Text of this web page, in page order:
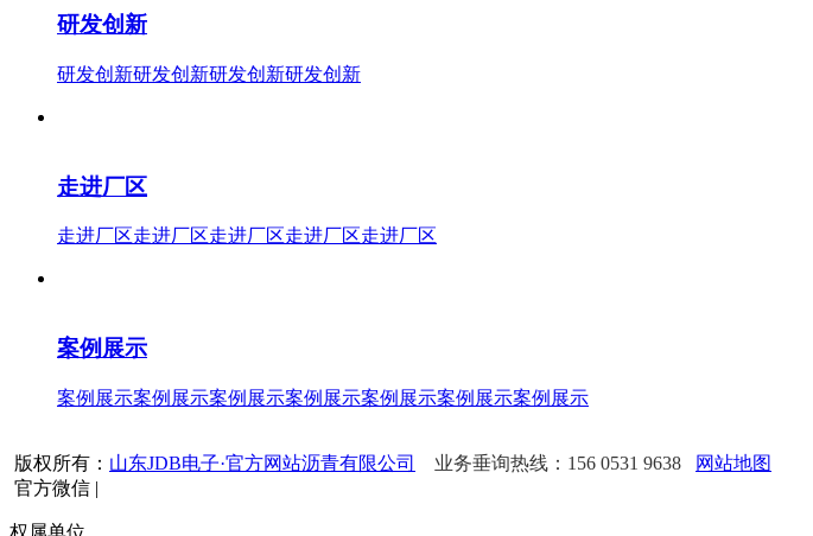
研发创新
研发创新研发创新研发创新研发创新
走进厂区
走进厂区走进厂区走进厂区走进厂区走进厂区
案例展示
案例展示案例展示案例展示案例展示案例展示案例展示案例展示
版权所有： 山东JDB电子·官方网站沥青有限公司 业务垂询热线：156 0531 9638
网站地图
官方微信 |
权属单位